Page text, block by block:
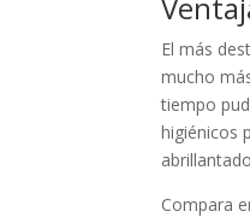
El más
mucho
tiempo
higiénicos
Compara